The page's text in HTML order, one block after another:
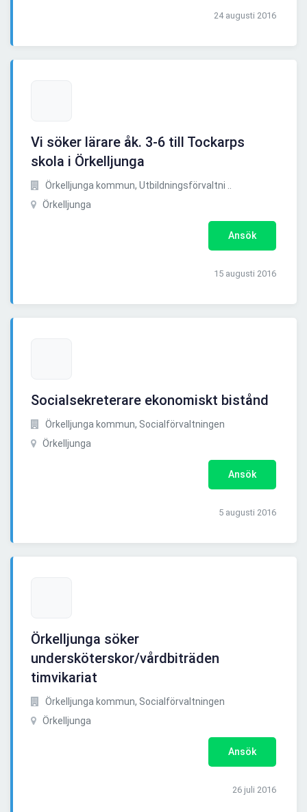
24 augusti 2016
Vi söker lärare åk. 3-6 till Tockarps
skola i Örkelljunga
Örkelljunga kommun, Utbildningsförvaltni ..
Örkelljunga
Ansök
15 augusti 2016
Socialsekreterare ekonomiskt bistånd
Örkelljunga kommun, Socialförvaltningen
Örkelljunga
Ansök
5 augusti 2016
Örkelljunga söker
undersköterskor/vårdbiträden
timvikariat
Örkelljunga kommun, Socialförvaltningen
Örkelljunga
Ansök
26 juli 2016